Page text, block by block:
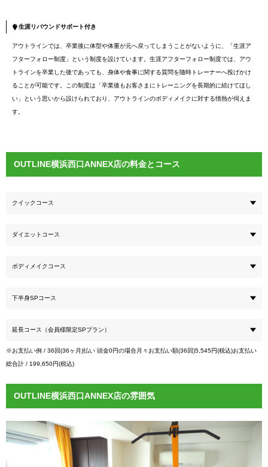
生涯リバウンドサポート付き
アウトラインでは、卒業後に体型や体重が元へ戻ってしまうことがないように、「生涯ア
フターフォロー制度」という制度を設けています。生涯アフターフォロー制度では、アウ
トラインを卒業した後であっても、身体や食事に関する質問を随時トレーナーへ投げかけ
ることが可能です。この制度は「卒業後もお客さまにトレーニングを長期的に続けてほし
い」という思いから設けられており、アウトラインのボディメイクに対する情熱が伺えま
す。
OUTLINE横浜西口ANNEX店の料金とコース
クイックコース
ダイエットコース
ボディメイクコース
下半身SPコース
延長コース（会員様限定SPプラン）
※お支払い例 / 36回(36ヶ月)払い 頭金0円の場合月々お支払い額(36回)5,545円(税込)お支払い
総合計 / 199,650円(税込)
OUTLINE横浜西口ANNEX店の雰囲気